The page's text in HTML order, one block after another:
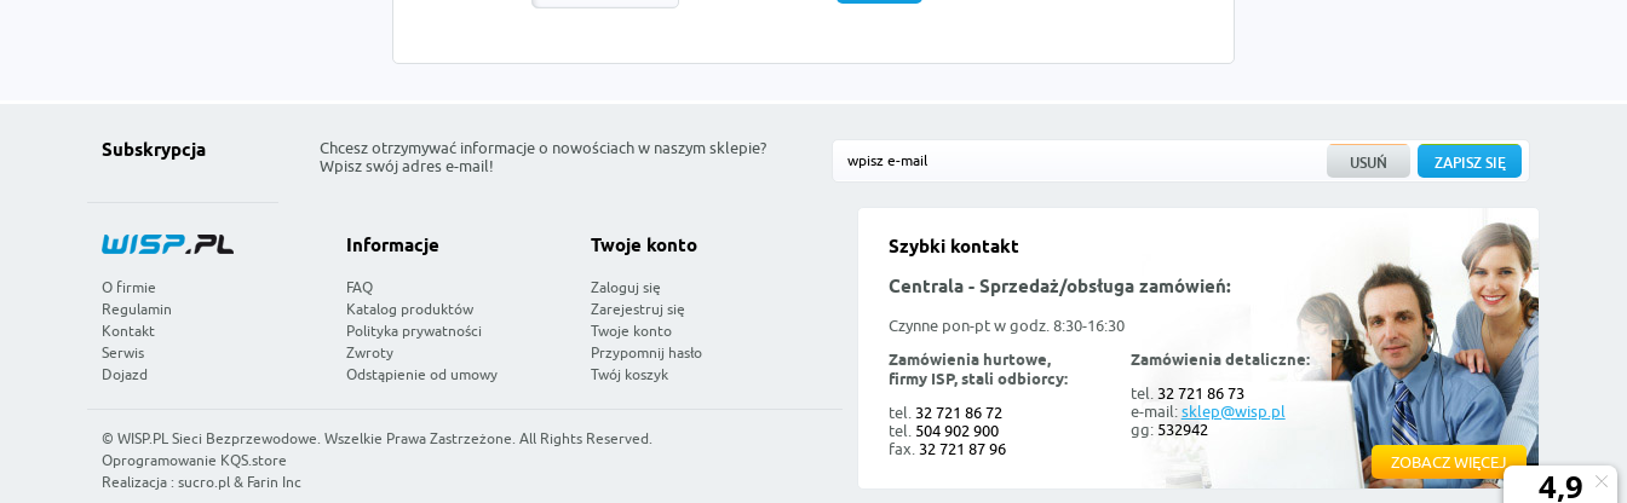
Subskrypcja
Chcesz otrzymywać informacje o nowościach w naszym sklepie?
Wpisz swój adres e-mail!
Szybki kontakt
Centrala - Sprzedaż/obsługa zamówień:
Czynne pon-pt w godz. 8:30-16:30
Zamówienia hurtowe,
firmy ISP, stali odbiorcy:
tel. 32 721 86 72
tel. 504 902 900
fax. 32 721 87 96
Zamówienia detaliczne:
tel. 32 721 86 73
e-mail:sklep@wisp.pl
gg: 532942
ZOBACZ WIĘCEJ
O firmie
Regulamin
Kontakt
Serwis
Dojazd
Informacje
FAQ
Katalog produktów
Polityka prywatności
Zwroty
Odstąpienie od umowy
Twoje konto
Zaloguj się
Zarejestruj się
Twoje konto
Przypomnij hasło
Twój koszyk
©WISP.PL Sieci Bezprzewodowe. Wszelkie Prawa Zastrzeżone. All Rights Reserved.
Oprogramowanie KQS.store
Realizacja :sucro.pl & Farin Inc